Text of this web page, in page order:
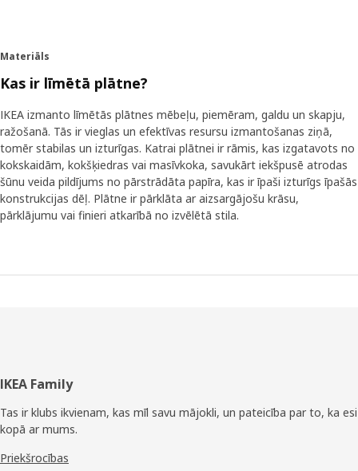
Materiāls
Kas ir līmētā plātne?
IKEA izmanto līmētās plātnes mēbeļu, piemēram, galdu un skapju,
ražošanā. Tās ir vieglas un efektīvas resursu izmantošanas ziņā,
tomēr stabilas un izturīgas. Katrai plātnei ir rāmis, kas izgatavots no
kokskaidām, kokšķiedras vai masīvkoka, savukārt iekšpusē atrodas
šūnu veida pildījums no pārstrādāta papīra, kas ir īpaši izturīgs īpašās
konstrukcijas dēļ. Plātne ir pārklāta ar aizsargājošu krāsu,
pārklājumu vai finieri atkarībā no izvēlētā stila.
Kājene
IKEA Family
Tas ir klubs ikvienam, kas mīl savu mājokli, un pateicība par to, ka esi
kopā ar mums.
Priekšrocības